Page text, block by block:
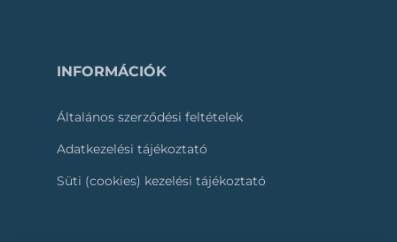
INFORMÁCIÓK
Általános szerződési feltételek
Adatkezelési tájékoztató
Süti (cookies) kezelési tájékoztató